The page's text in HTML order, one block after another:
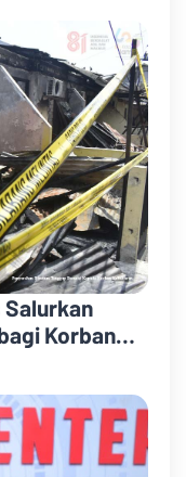
Salurkan
Korban